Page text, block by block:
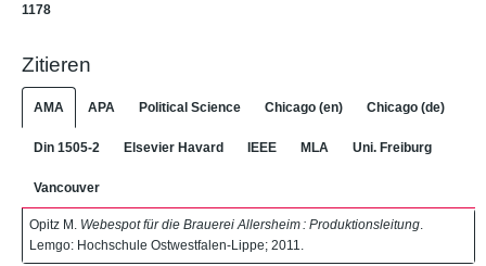
1178
Zitieren
AMA APA Political Science Chicago (en) Chicago (de)
Din 1505-2 Elsevier Havard IEEE MLA Uni. Freiburg
Vancouver
Opitz M. Webespot für die Brauerei Allersheim : Produktionsleitung
Lemgo: Hochschule Ostwestfalen-Lippe; 2011.